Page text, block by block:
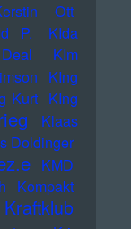
Ott
P.
KIda
KIm
KIng
Kurt KIng
Klaas
Doldinger
KMD
Kompakt
Kraftklub